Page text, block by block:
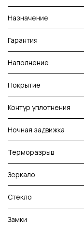
Назначение
Гарантия
Наполнение
Покрытие
Контур уплотнения
Ночная задвижка
Терморазрыв
Зеркало
Стекло
Замки